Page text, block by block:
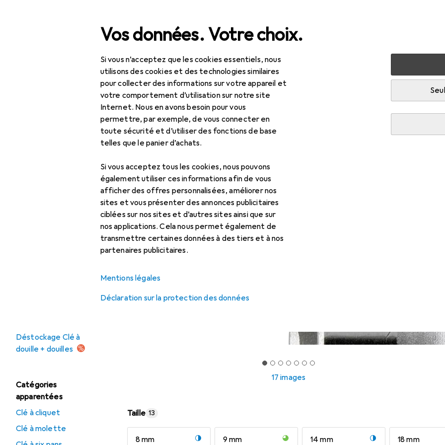
Vos données. Votre choix.
Si vous n’acceptez que les cookies essentiels, nous
utilisons des cookies et des technologies similaires
pour collecter des informations sur votre appareil et
votre comportement d’utilisation sur notre site
Internet. Nous en avons besoin pour vous
permettre, par exemple, de vous connecter en
toute sécurité et d’utiliser des fonctions de base
telles que le panier d’achats.
Si vous acceptez tous les cookies, nous pouvons
également utiliser ces informations afin de vous
afficher des offres personnalisées, améliorer nos
sites et vous présenter des annonces publicitaires
ciblées sur nos sites et d’autres sites ainsi que sur
nos applications. Cela nous permet également de
transmettre certaines données à des tiers et à nos
partenaires publicitaires.
Mentions légales
Déclaration sur la protection des données
Recherche
Déstockage Clé à
douille + douilles
Catégories
apparentées
Clé à cliquet
Clé à molette
Tout l'assortiment Bricolage + jardin Machines + ateliers Clé à
17 images
Taille 13
8 mm 9 mm 14 mm 18 mm